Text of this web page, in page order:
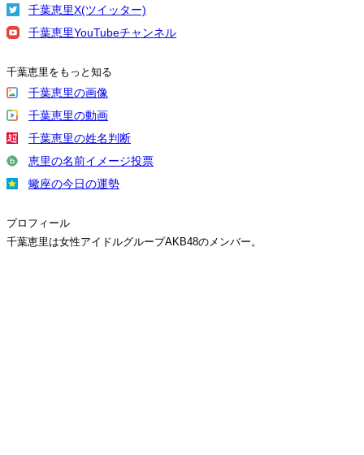
千葉恵里X(ツイッター)
千葉恵里YouTubeチャンネル
千葉恵里をもっと知る
千葉恵里の画像
千葉恵里の動画
千葉恵里の姓名判断
恵里の名前イメージ投票
蠍座の今日の運勢
プロフィール
千葉恵里は女性アイドルグループAKB48のメンバー。